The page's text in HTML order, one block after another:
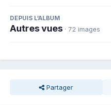
DEPUIS L’ALBUM
Autres vues · 72 images
Partager